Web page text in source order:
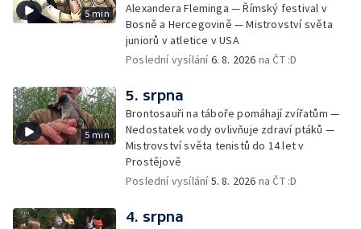
5 min
Alexandera Fleminga — Římský festival v
Bosně a Hercegovině — Mistrovství světa
juniorů v atletice v USA
Poslední vysílání6. 8. 2026 na ČT :D
5 min
5. srpna
Brontosauři na táboře pomáhají zvířatům —
Nedostatek vody ovlivňuje zdraví ptáků —
Mistrovství světa tenistů do 14 let v
Prostějově
Poslední vysílání5. 8. 2026 na ČT :D
4. srpna